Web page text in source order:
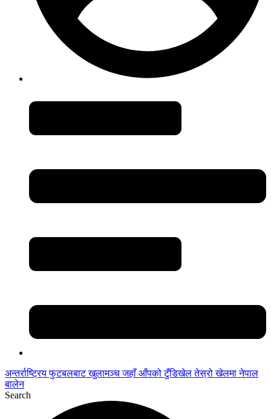
अन्तर्राष्ट्रिय फुटबलबाट खुलामञ्च जहाँ आँपको टुँडिखेल तेस्रो खेलमा नेपाल
बालेन
Search